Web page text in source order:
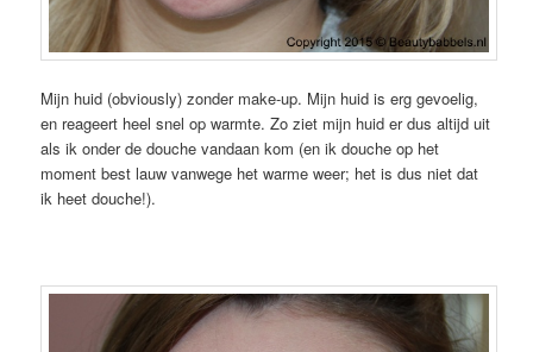
Mijn huid (obviously) zonder make-up. Mijn huid is erg gevoelig,
en reageert heel snel op warmte. Zo ziet mijn huid er dus altijd uit
als ik onder de douche vandaan kom (en ik douche op het
moment best lauw vanwege het warme weer; het is dus niet dat
ik heet douche!).